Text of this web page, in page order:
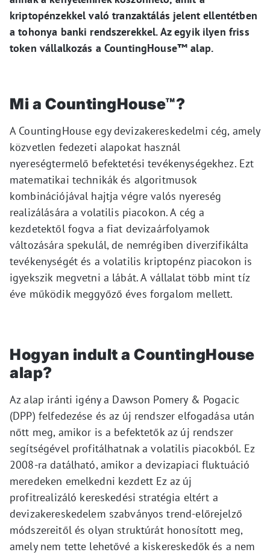
kriptopénzekkel való tranzaktálás jelent ellentétben
a tohonya banki rendszerekkel.Az egyik ilyen friss
token vállalkozás a CountingHouse™ alap.
Mi a CountingHouse™?
A CountingHouse egy devizakereskedelmi cég, amely
közvetlen fedezeti alapokat használ
nyereségtermelő befektetési tevékenységekhez. Ezt
matematikai technikák és algoritmusok
kombinációjával hajtja végre valós nyereség
realizálására a volatilis piacokon.A cég a
kezdetektől fogva a fiat devizaárfolyamok
változására spekulál, de nemrégiben diverzifikálta
tevékenységét és a volatilis kriptopénz piacokon is
igyekszik megvetni a lábát.A vállalat több mint tíz
éve működik meggyőző éves forgalom mellett.
Hogyan indult a CountingHouse
alap?
Az alap iránti igény a Dawson Pomery & Pogacic
(DPP) felfedezése és az új rendszer elfogadása után
nőtt meg, amikor is a befektetők az új rendszer
segítségével profitálhatnak a volatilis piacokból. Ez
2008-ra datálható, amikor a devizapiaci fluktuáció
meredeken emelkedni kezdett Ez az új
profitrealizáló kereskedési stratégia eltért a
devizakereskedelem szabványos trend-előrejelző
módszereitől és olyan struktúrát honosított meg,
amely nem tette lehetővé a kiskereskedők és a nem